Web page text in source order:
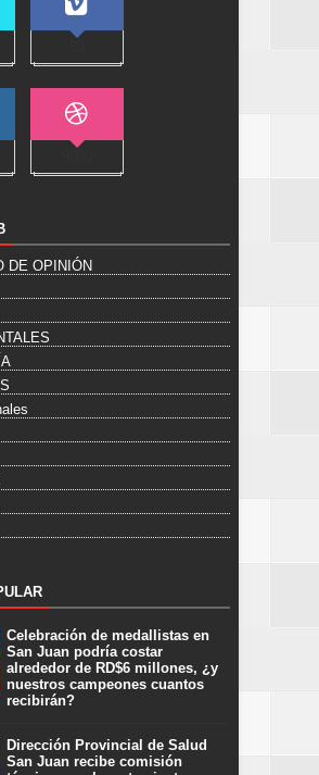
DE OPINIÓN
Celebración de medallistas en
San Juan podría costar
alrededor de RD$6 millones, ¿y
nuestros campeones cuantos
recibirán?
Dirección Provincial de Salud
San Juan recibe comisión